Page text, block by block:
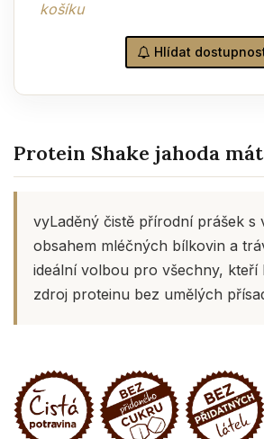
košíku
Hlídat
Protein Shake jahoda
vyLaděný čistě přírodní prášek s
obsahem mléčných bílkovin a
ideální volbou pro všechny, kteří
zdroj proteinu bez umělých